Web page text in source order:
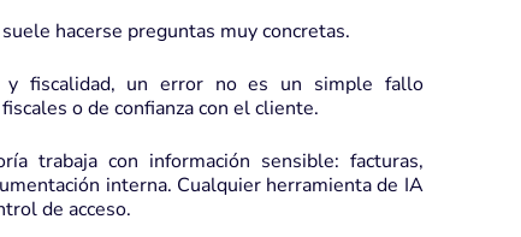
hacerse preguntas muy concretas.
fiscalidad, un error no es un simple fallo
o de confianza con el cliente.
trabaja con información sensible: facturas,
interna. Cualquier herramienta de IA
de acceso.